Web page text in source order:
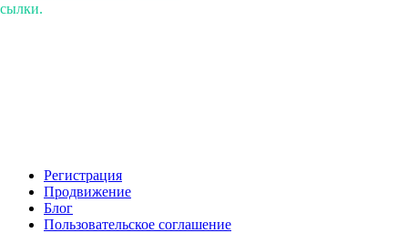
Регистрация
Продвижение
Блог
Пользовательское соглашение